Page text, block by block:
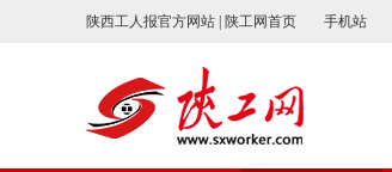
陕西工人报官方网站 | 陕工网首页 手机站